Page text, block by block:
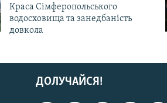
Краса Сімферопольського
водосховища та занедбаність
довкола
ДОЛУЧАЙСЯ!